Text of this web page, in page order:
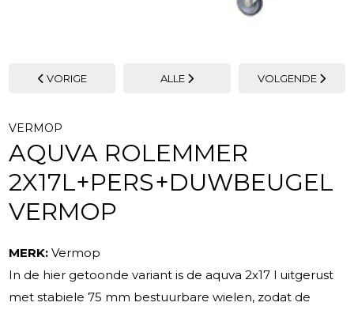
VORIGE ALLE VOLGENDE
VERMOP
AQUVA ROLEMMER
2X17L+PERS+DUWBEUGEL
VERMOP
MERK: Vermop
In de hier getoonde variant is de aquva 2x17 l uitgerust
met stabiele 75 mm bestuurbare wielen, zodat de